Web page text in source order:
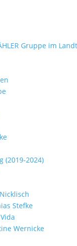
(2019-2024)
Stefke
Wernicke